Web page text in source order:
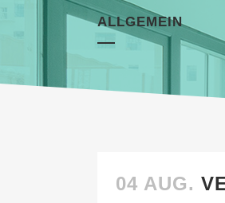
ALLGEMEIN
04 AUG.